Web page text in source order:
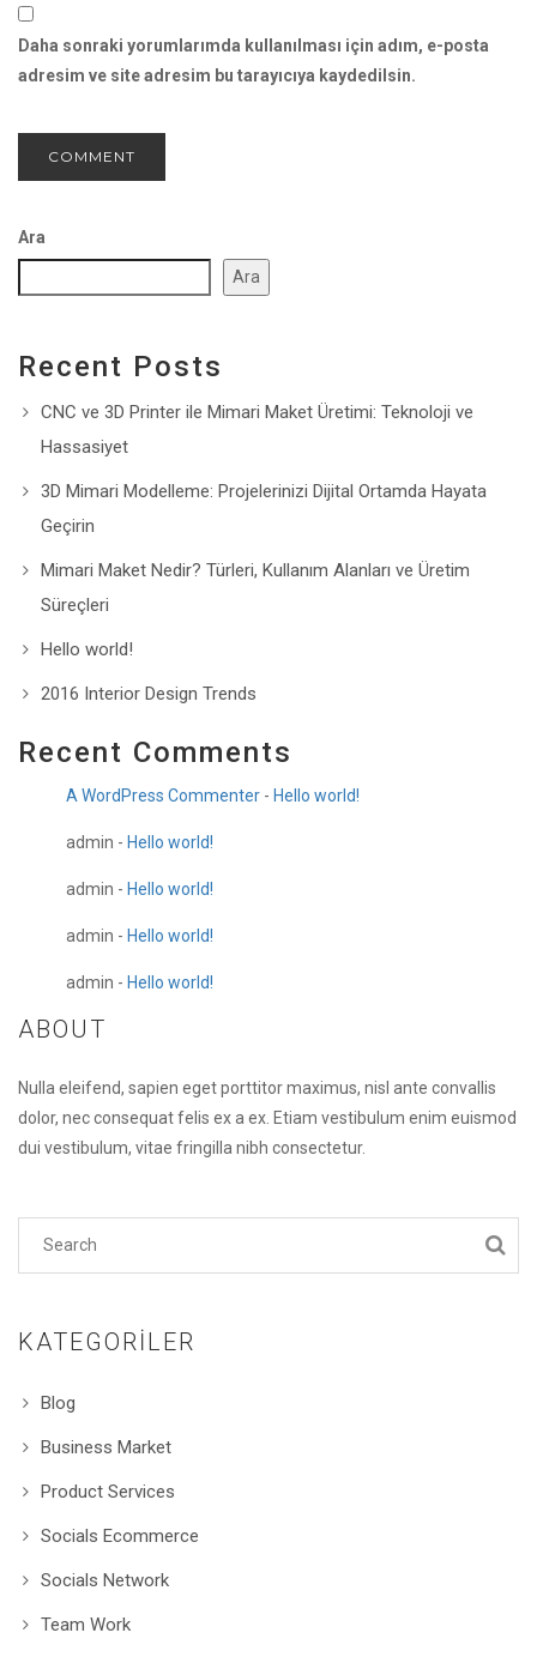
Daha sonraki yorumlarımda kullanılması için adım, e-posta
adresim ve site adresim bu tarayıcıya kaydedilsin.
Ara
Ara
Recent Posts
CNC ve 3D Printer ile Mimari Maket Üretimi: Teknoloji ve
Hassasiyet
3D Mimari Modelleme: Projelerinizi Dijital Ortamda Hayata
Geçirin
Mimari Maket Nedir? Türleri, Kullanım Alanları ve Üretim
Süreçleri
Hello world!
2016 Interior Design Trends
Recent Comments
A WordPress Commenter - Hello world!
admin - Hello world!
admin - Hello world!
admin - Hello world!
admin - Hello world!
ABOUT
Nulla eleifend, sapien eget porttitor maximus, nisl ante convallis
dolor, nec consequat felis ex a ex. Etiam vestibulum enim euismod
dui vestibulum, vitae fringilla nibh consectetur.
KATEGORILER
Blog
Business Market
Product Services
Socials Ecommerce
Socials Network
Team Work